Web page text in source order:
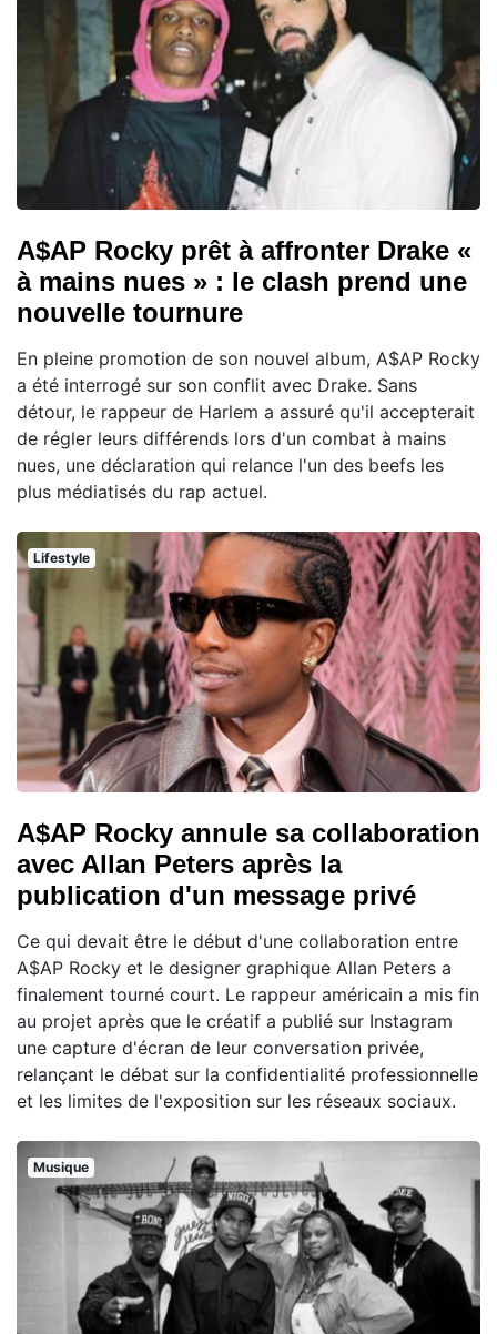
A$AP Rocky prêt à affronter Drake «
à mains nues » : le clash prend une
nouvelle tournure
En pleine promotion de son nouvel album, A$AP Rocky
a été interrogé sur son conflit avec Drake. Sans
détour, le rappeur de Harlem a assuré qu'il accepterait
de régler leurs différends lors d'un combat à mains
nues, une déclaration qui relance l'un des beefs les
plus médiatisés du rap actuel.
Lifestyle
A$AP Rocky annule sa collaboration
avec Allan Peters après la
publication d'un message privé
Ce qui devait être le début d'une collaboration entre
A$AP Rocky et le designer graphique Allan Peters a
finalement tourné court. Le rappeur américain a mis fin
au projet après que le créatif a publié sur Instagram
une capture d'écran de leur conversation privée,
relançant le débat sur la confidentialité professionnelle
et les limites de l'exposition sur les réseaux sociaux.
Musique